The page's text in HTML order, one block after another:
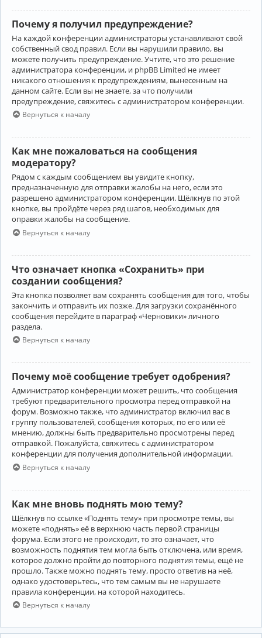
Почему я получил предупреждение?
На каждой конференции администраторы устанавливают свой
собственный свод правил. Если вы нарушили правило, вы
можете получить предупреждение. Учтите, что это решение
администратора конференции, и phpBB Limited не имеет
никакого отношения к предупреждениям, вынесенным на
данном сайте. Если вы не знаете, за что получили
предупреждение, свяжитесь с администратором конференции.
Вернуться к началу
Как мне пожаловаться на сообщения
модератору?
Рядом с каждым сообщением вы увидите кнопку,
предназначенную для отправки жалобы на него, если это
разрешено администратором конференции. Щёлкнув по этой
кнопке, вы пройдёте через ряд шагов, необходимых для
оправки жалобы на сообщение.
Вернуться к началу
Что означает кнопка «Сохранить» при
создании сообщения?
Эта кнопка позволяет вам сохранять сообщения для того, чтобы
закончить и отправить их позже. Для загрузки сохранённого
сообщения перейдите в параграф «Черновики» личного
раздела.
Вернуться к началу
Почему моё сообщение требует одобрения?
Администратор конференции может решить, что сообщения
требуют предварительного просмотра перед отправкой на
форум. Возможно также, что администратор включил вас в
группу пользователей, сообщения которых, по его или её
мнению, должны быть предварительно просмотрены перед
отправкой. Пожалуйста, свяжитесь с администратором
конференции для получения дополнительной информации.
Вернуться к началу
Как мне вновь поднять мою тему?
Щёлкнув по ссылке «Поднять тему» при просмотре темы, вы
можете «поднять» её в верхнюю часть первой страницы
форума. Если этого не происходит, то это означает, что
возможность поднятия тем могла быть отключена, или время,
которое должно пройти до повторного поднятия темы, ещё не
прошло. Также можно поднять тему, просто ответив на неё,
однако удостоверьтесь, что тем самым вы не нарушаете
правила конференции, на которой находитесь.
Вернуться к началу